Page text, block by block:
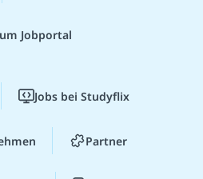
Jobportal
Jobs bei Studyflix
Partner